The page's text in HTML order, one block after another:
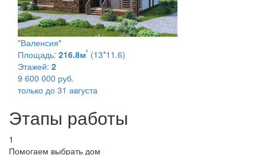
"Валенсия"
Площадь: 216.8м² (13*11.6)
Этажей: 2
9 600 000 руб.
только до 31 августа
Этапы работы
1
Помогаем выбрать дом